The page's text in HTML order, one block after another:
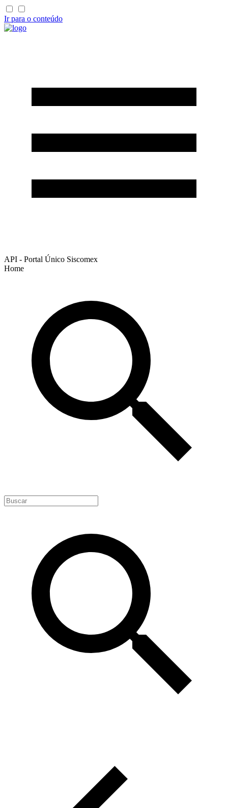
Ir para o conteúdo
API - Portal Único Siscomex
Home